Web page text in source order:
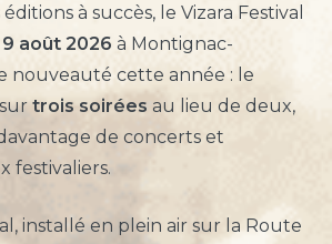
à succès, le Vizara Festival
9 août 2026 à Montignac-
nouveauté cette année : le
trois soirées au lieu de deux,
de concerts et
festivaliers.
installé en plein air sur la Route